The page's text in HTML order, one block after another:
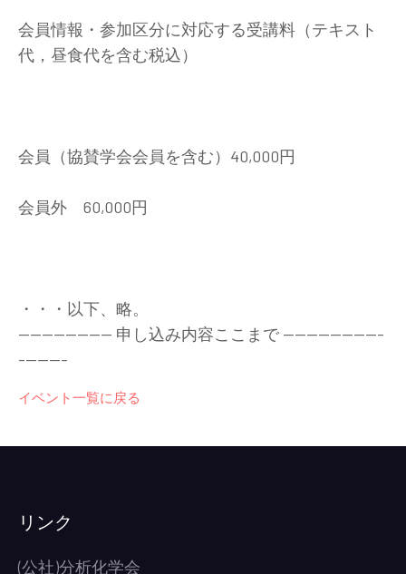
会員情報・参加区分に対応する受講料（テキスト
代，昼食代を含む税込）
会員（協賛学会会員を含む）40,000円
会員外 60,000円
・・・以下、略。
---------------- 申し込み内容ここまで -----------------
--------
イベント一覧に戻る
リンク
(公社)分析化学会